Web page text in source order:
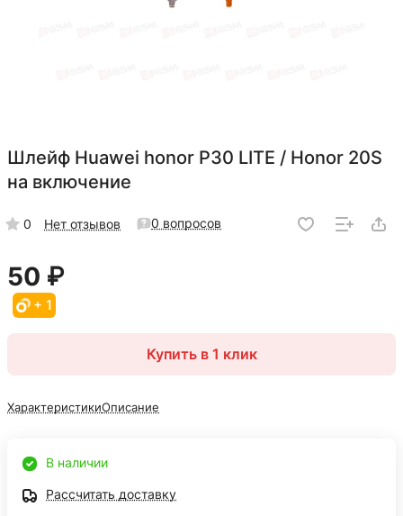
Шлейф Huawei honor P30 LITE / Honor 20S
на включение
0 Нет отзывов 0 вопросов
50 ₽
+ 1
Купить в 1 клик
ХарактеристикиОписание
В наличии
Рассчитать доставку